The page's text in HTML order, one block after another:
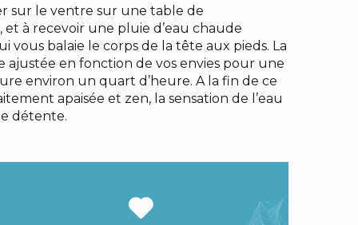
sur le ventre sur une table de
et à recevoir une pluie d’eau chaude
vous balaie le corps de la tête aux pieds. La
ajustée en fonction de vos envies pour une
environ un quart d’heure. A la fin de ce
apaisée et zen, la sensation de l’eau
détente.